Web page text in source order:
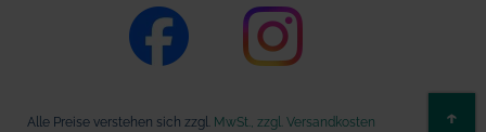
Alle Preise verstehen sich zzgl. MwSt., zzgl. Versandkosten ↑